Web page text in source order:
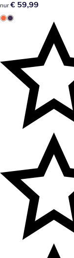
€ 59,99
nur € 59,99